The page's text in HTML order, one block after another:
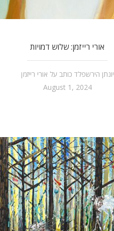
אורי רייזמן: שלוש דמויות
יונתן הירשפלד כותב על אורי רייזמן
August 1, 2024